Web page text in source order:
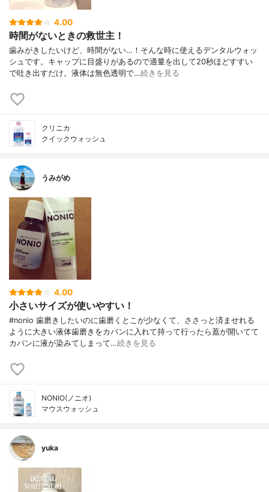
4.00
時間がないときの救世主！
歯みがきしたいけど、時間がない…！そんな時に使えるデンタルウォッ
シュです。キャップに目盛りがあるので適量を出して20秒ほどすすい
で吐き出すだけ。液体は無色透明で…続きを見る
クリニカ
クイックウォッシュ
うみがめ
4.00
小さいサイズが使いやすい！
#nonio 歯磨きしたいのに歯磨くとこが少なくて、ささっと済ませれる
ように大きい液体歯磨きをカバンに入れて持って行ったら蓋が開いてて
カバンに液が染みてしまって…続きを見る
NONIO(ノニオ)
マウスウォッシュ
yuka